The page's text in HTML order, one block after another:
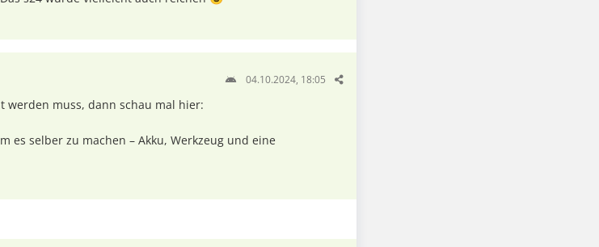
04.10.2024, 18:05
werden muss, dann schau mal hier:
es selber zu machen – Akku, Werkzeug und eine